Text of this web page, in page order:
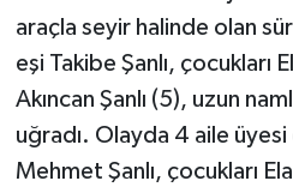
araçla seyir halinde olan
eşi Takibe Şanlı, çocukları
Akıncan Şanlı (5), uzun
uğradı. Olayda 4 aile
Mehmet Şanlı, çocukları